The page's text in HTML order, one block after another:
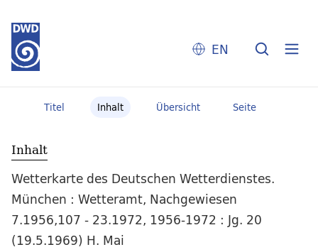
EN
Titel Inhalt Übersicht Seite
Inhalt
Wetterkarte des Deutschen Wetterdienstes.
München : Wetteramt, Nachgewiesen
7.1956,107 - 23.1972, 1956-1972 : Jg. 20
(19.5.1969) H. Mai